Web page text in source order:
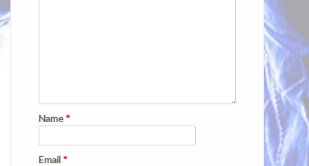
Name *
Email *